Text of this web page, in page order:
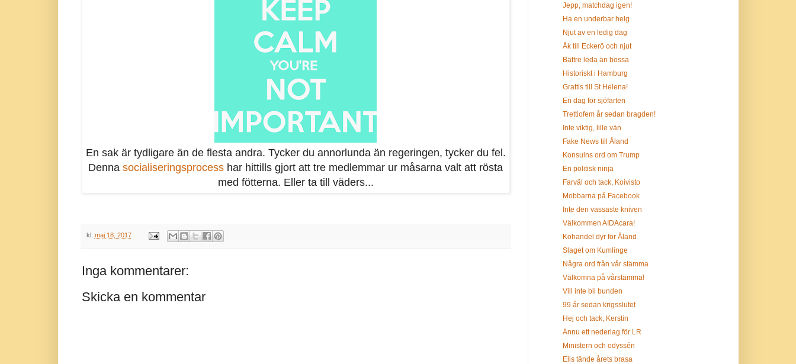
En sak är tydligare än de flesta andra. Tycker du annorlunda än regeringen, tycker du fel.
Denna socialiseringsprocess har hittills gjort att tre medlemmar ur måsarna valt att rösta
med fötterna. Eller ta till väders...
kl. maj 18, 2017
Inga kommentarer:
Skicka en kommentar
Jepp, matchdag igen!
Ha en underbar helg
Njut av en ledig dag
Åk till Eckerö och njut
Bättre leda än bossa
Historiskt i Hamburg
Grattis till St Helena!
En dag för sjöfarten
Trettiofem år sedan bragden!
Inte viktig, lille vän
Fake News till Åland
Konsulns ord om Trump
En politisk ninja
Farväl och tack, Koivisto
Mobbarna på Facebook
Inte den vassaste kniven
Välkommen AIDAcara!
Kohandel dyr för Åland
Slaget om Kumlinge
Några ord från vår stämma
Välkomna på vårstämma!
Vill inte bli bunden
99 år sedan krigsslutet
Hej och tack, Kerstin
Ännu ett nederlag för LR
Ministern och odyssén
Elis tände årets brasa